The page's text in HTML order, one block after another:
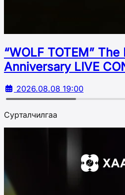
“WOLF TOTEM” The
Аnniversary LIVE
2026.08.08 19:00
Сурталчилгаа